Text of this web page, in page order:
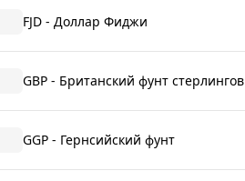
FJD - Доллар Фиджи
GBP - Британский фунт стерлингов
GGP - Гернсийский фунт